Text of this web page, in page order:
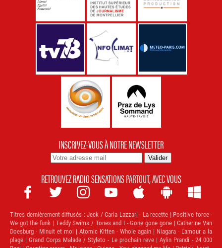
INSCRIVEZ-VOUS À NOTRE NEWSLETTER
RETROUVEZ RADIO SENSATIONS PARTOUT, AVEC VOUS
      
Titres dernièrement diffusés :Jeck / Carla Lazzari - La recette | Positive force -
We got the funk | Teddy Swims / Tones and I - Gone gone gone | Catherine Van
Doesburg - Minuit et moi | Atomic Kitten - Whole again | Niagara - L'amour a la
plage | Grand Corps Malade / Styleto - Le prochain reve | Aylin Prandi - 24 000